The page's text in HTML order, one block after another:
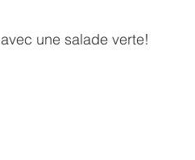
une salade verte!